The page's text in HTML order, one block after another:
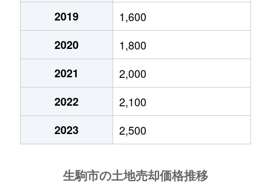
2,700万円
萩の台
6,900万円
萩の台
60万円
東旭ケ丘
4,200万円
東生駒
7,800万円
3,500万円
2019
1,600
2020
1,800
2021
2,000
2022
2,100
2023
2,500